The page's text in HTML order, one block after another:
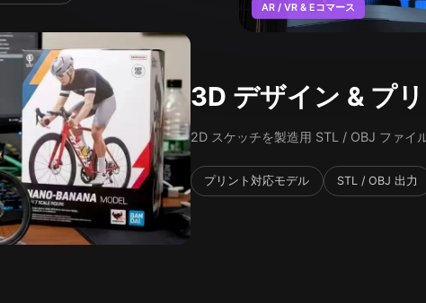
AR / VR & Eコマース
3D デザイン & プ
2D スケッチを製造用 STL / OBJ ファイ
プリント対応モデル STL / OBJ 出力